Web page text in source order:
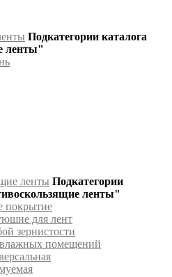
Подкатегории каталога
ленты"
ленты Подкатегории
ленты"
покрытие
для лент
зернистости
помещений